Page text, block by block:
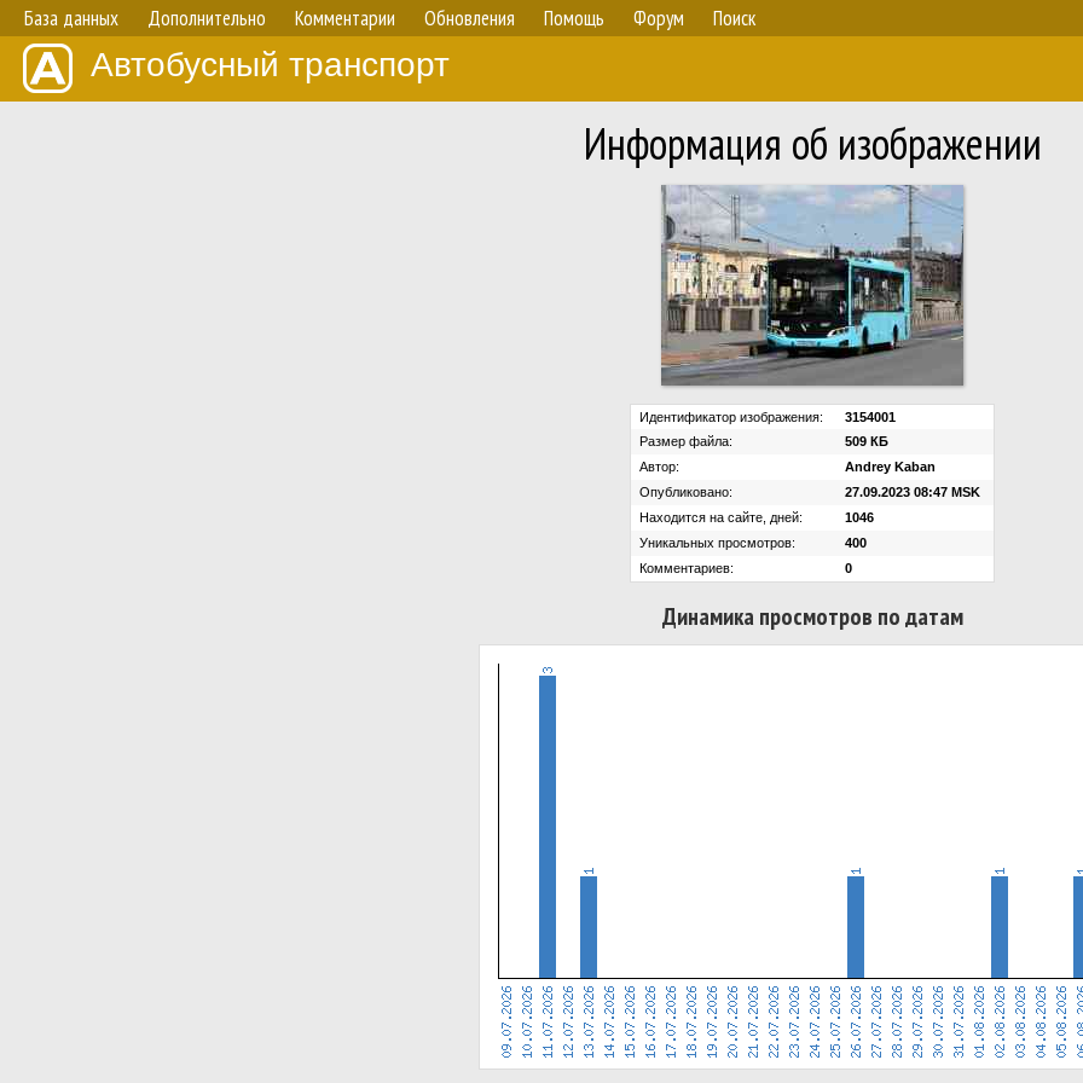
База данных Дополнительно Комментарии Обновления Помощь Форум Поиск
Автобусный транспорт
Информация об изображении
Идентификатор изображения:
3154001
Размер файла:
509 КБ
Автор:
Andrey Kaban
Опубликовано:
27.09.2023 08:47 MSK
Находится на сайте, дней:
1046
Уникальных просмотров:
400
Комментариев:
0
Динамика просмотров по датам